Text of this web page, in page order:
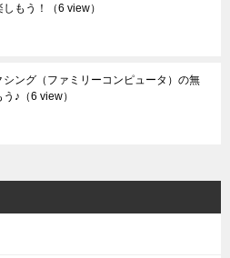
もう！
（6 view）
シング（ファミリーコンピュータ）の無
う♪ （6 view）